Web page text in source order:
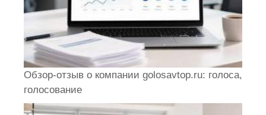
Обзор-отзыв о компании golosavtop.ru: голоса,
голосование